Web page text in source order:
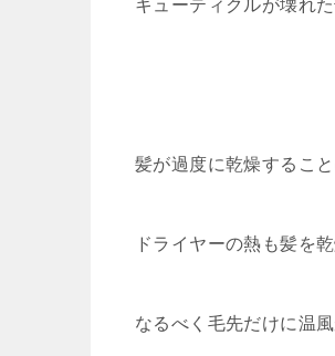
キューティクルが壊れ
髪が過度に乾燥するこ
ドライヤーの熱も髪を
なるべく毛先だけに温